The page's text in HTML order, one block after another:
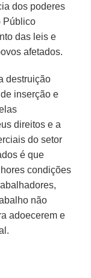
dos poderes
Público
das leis e
afetados.
destruição
inserção e
direitos e a
do setor
é que
condições
não
adoecerem e